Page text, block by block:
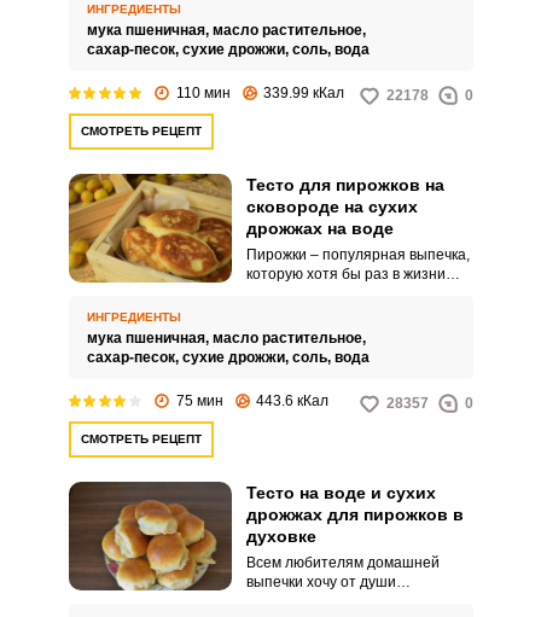
аппетитное дрожжевое тесто,
приготовленное на воде. Перед
приготовленными из такого
дрожжевого теста, никто не
ИНГРЕДИЕНТЫ
мука пшеничная, масло растительное,
сахар-песок, сухие дрожжи, соль, вода
110 мин 339.99 кКал 22178 0
СМОТРЕТЬ РЕЦЕПТ
Тесто для пирожков на
сковороде на сухих
дрожжах на воде
Пирожки – популярная выпечка,
которую хотя бы раз в жизни
идеальный рецепт теста.
ИНГРЕДИЕНТЫ
мука пшеничная, масло растительное,
сахар-песок, сухие дрожжи, соль, вода
75 мин 443.6 кКал 28357 0
СМОТРЕТЬ РЕЦЕПТ
Тесто на воде и сухих
дрожжах для пирожков в
духовке
Всем любителям домашней
выпечки хочу от души